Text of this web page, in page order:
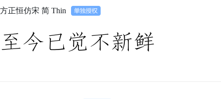
方正恒仿宋 简 Thin
至今已觉不新鲜